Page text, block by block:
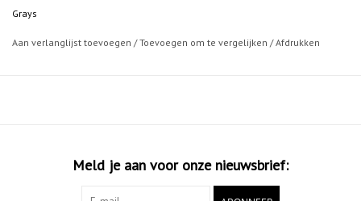
Grays
Aan verlanglijst toevoegen /Toevoegen om te vergelijken /Afdrukken
Meld je aan voor onze nieuwsbrief: